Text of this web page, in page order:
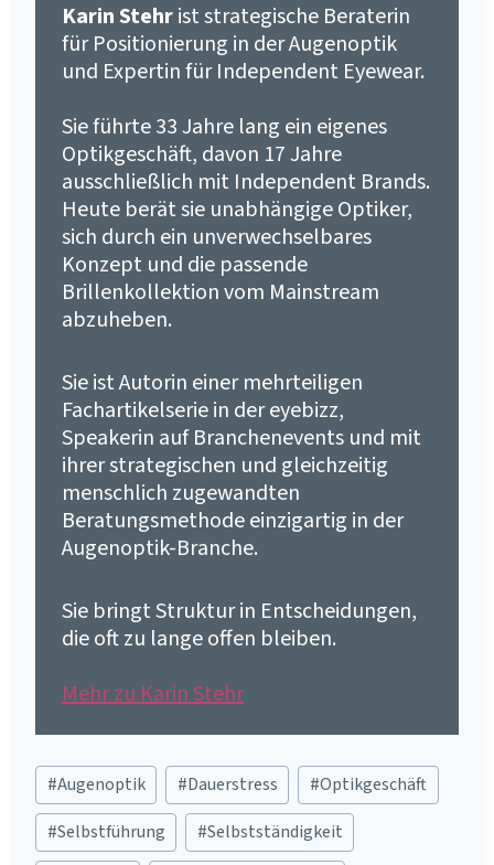
Karin Stehrist strategische Beraterin
für Positionierung in der Augenoptik
und Expertin für Independent Eyewear.
Sie führte 33 Jahre lang ein eigenes
Optikgeschäft, davon 17 Jahre
ausschließlich mit Independent Brands.
Heute berät sie unabhängige Optiker,
sich durch ein unverwechselbares
Konzept und die passende
Brillenkollektion vom Mainstream
abzuheben.
Sie ist Autorin einer mehrteiligen
Fachartikelserie in der eyebizz,
Speakerin auf Branchenevents und mit
ihrer strategischen und gleichzeitig
menschlich zugewandten
Beratungsmethode einzigartig in der
Augenoptik-Branche.
Sie bringt Struktur in Entscheidungen,
die oft zu lange offen bleiben.
Mehr zu Karin Stehr
Schlagworte:
#Augenoptik #Dauerstress #Optikgeschäft
#Selbstführung #Selbstständigkeit